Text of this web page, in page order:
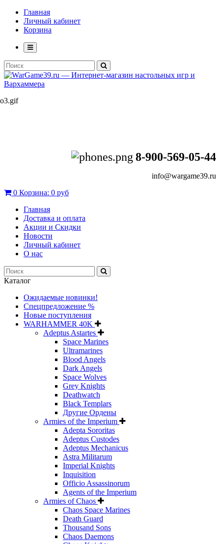
Главная
Личный кабинет
Корзина
8-900-569-05-44
info@wargame39.ru
0 Корзина: 0 руб
Главная
Доставка и оплата
Акции и Скидки
Новости
Личный кабинет
О нас
Каталог
Ожидаемые новинки!
Спецпредложение %
Новые поступления
WARHAMMER 40K
Adeptus Astartes
Space Marines
Ultramarines
Blood Angels
Dark Angels
Space Wolves
Grey Knights
Deathwatch
Black Templars
Другие Ордены
Armies of the Imperium
Adepta Sororitas
Adeptus Custodes
Adeptus Mechanicus
Astra Militarum
Imperial Knights
Inquisition
Officio Assassinorum
Agents of the Imperium
Armies of Chaos
Chaos Space Marines
Death Guard
Thousand Sons
Chaos Daemons